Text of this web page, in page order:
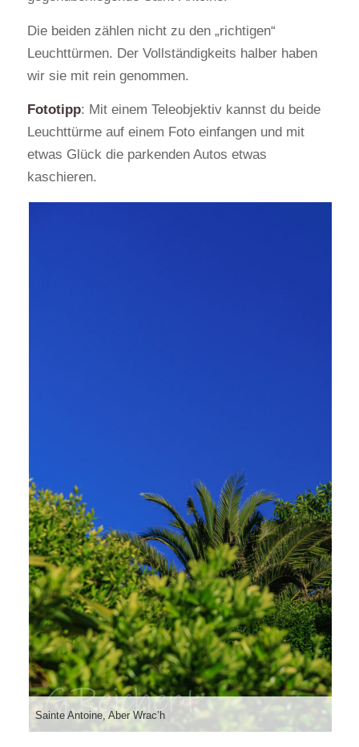
Die beiden zählen nicht zu den „richtigen“
Leuchttürmen. Der Vollständigkeits halber haben
wir sie mit rein genommen.
Fototipp: Mit einem Teleobjektiv kannst du beide
Leuchttürme auf einem Foto einfangen und mit
etwas Glück die parkenden Autos etwas
kaschieren.
Sainte Antoine, Aber Wrac’h